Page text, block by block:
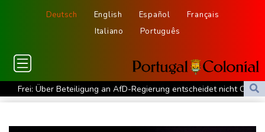
Deutsch English Español
Français
Italiano
Português
Frei: Über Beteiligung an AfD-Regierung entscheidet nicht CDU
in Sachsen-Anhalt